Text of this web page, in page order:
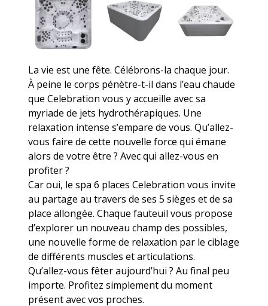
La vie est une fête. Célébrons-la chaque jour.
À peine le corps pénètre-t-il dans l’eau chaude
que Celebration vous y accueille avec sa
myriade de jets hydrothérapiques. Une
relaxation intense s’empare de vous. Qu’allez-
vous faire de cette nouvelle force qui émane
alors de votre être ? Avec qui allez-vous en
profiter ?
Car oui, le spa 6 places Celebration vous invite
au partage au travers de ses 5 sièges et de sa
place allongée. Chaque fauteuil vous propose
d’explorer un nouveau champ des possibles,
une nouvelle forme de relaxation par le ciblage
de différents muscles et articulations.
Qu’allez-vous fêter aujourd’hui ? Au final peu
importe. Profitez simplement du moment
présent avec vos proches.